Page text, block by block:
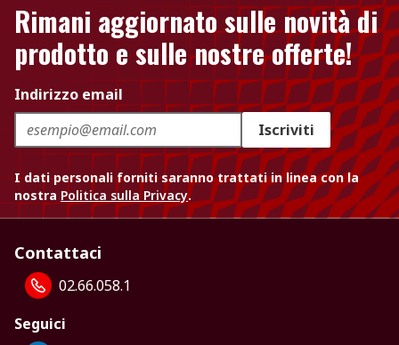
Rimani aggiornato sulle novità di
prodotto e sulle nostre offerte!
Indirizzo email
Iscriviti
I dati personali forniti saranno trattati in linea con la
nostra Politica sulla Privacy.
Contattaci
02.66.058.1
Seguici